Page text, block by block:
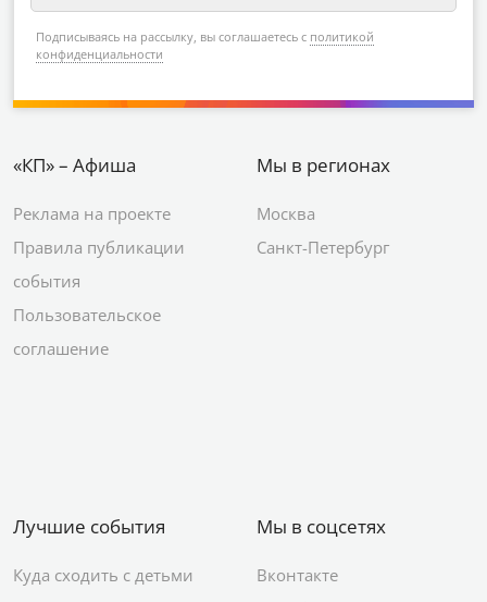
Подписываясь на рассылку, вы соглашаетесь с политикой
конфиденциальности
«КП» – Афиша
Реклама на проекте
Правила публикации
события
Пользовательское
соглашение
Мы в регионах
Москва
Санкт-Петербург
Лучшие события
Куда сходить с детьми
Мы в соцсетях
Вконтакте